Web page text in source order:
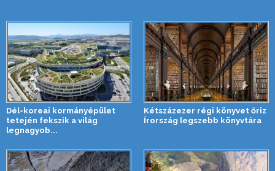
Dél-koreai kormányépület
tetején fekszik a világ
legnagyob...
Kétszázezer régi könyvet őriz
Írország legszebb könyvtára